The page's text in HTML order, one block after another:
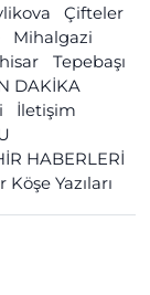
Çifteler
Mihalgazi
Tepebaşı
DAKİKA
İletişim
HABERLERİ
Köşe Yazıları